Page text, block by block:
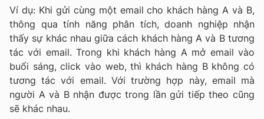
Ví dụ: Khi gửi cùng một email cho khách hàng A và B,
thông qua tính năng phân tích, doanh nghiệp nhận
thấy sự khác nhau giữa cách khách hàng A và B tương
tác với email. Trong khi khách hàng A mở email vào
buổi sáng, click vào web, thì khách hàng B không có
tương tác với email. Với trường hợp này, email mà
người A và B nhận được trong lần gửi tiếp theo cũng
sẽ khác nhau.